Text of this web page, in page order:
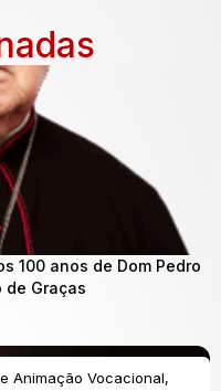
100 anos de Dom Pedro
de Graças
Animação Vocacional,